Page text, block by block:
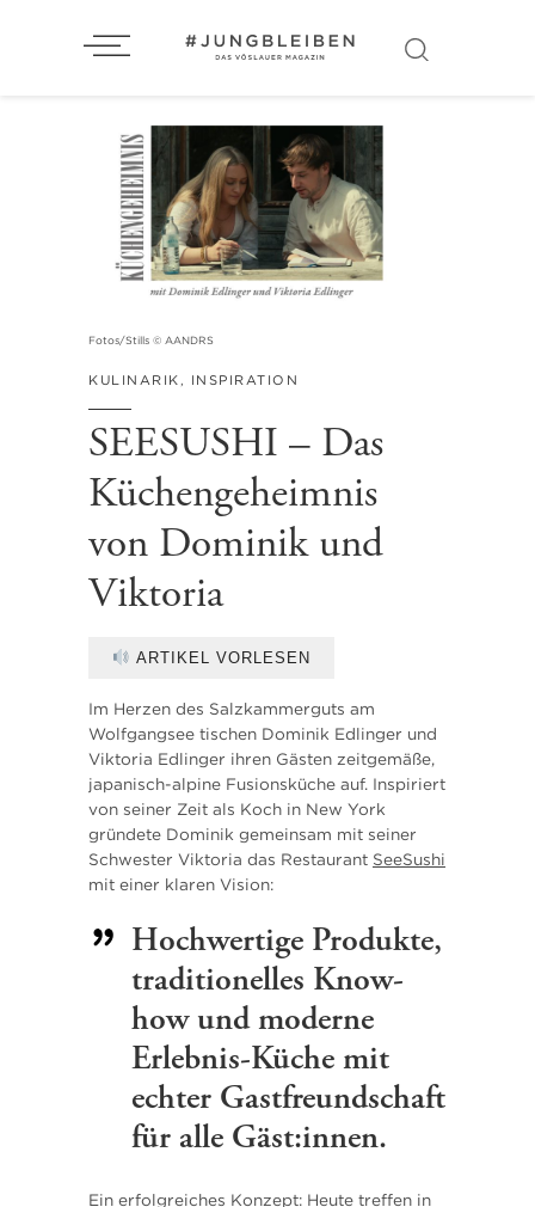
Fotos/Stills © AANDRS
KULINARIK, INSPIRATION
SEESUSHI – Das
Küchengeheimnis
von Dominik und
Viktoria
ARTIKEL VORLESEN
Im Herzen des Salzkammerguts am
Wolfgangsee tischen Dominik Edlinger und
Viktoria Edlinger ihren Gästen zeitgemäße,
japanisch-alpine Fusionsküche auf. Inspiriert
von seiner Zeit als Koch in New York
gründete Dominik gemeinsam mit seiner
Schwester Viktoria das Restaurant SeeSushi
mit einer klaren Vision:
Hochwertige Produkte,
traditionelles Know-
how und moderne
Erlebnis-Küche mit
echter Gastfreundschaft
für alle Gäst:innen.
Ein erfolgreiches Konzept: Heute treffen in